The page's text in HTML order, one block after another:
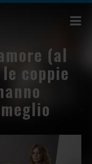
(al
coppie